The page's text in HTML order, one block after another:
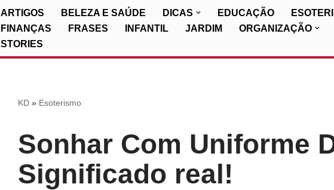
ARTIGOS BELEZA E SAÚDE DICAS EDUCAÇÃO
FINANÇAS
FRASES INFANTIL JARDIM ORGANIZAÇÃO
STORIES
KD» Esoterismo
Sonhar Com Uniforme
Significado real!